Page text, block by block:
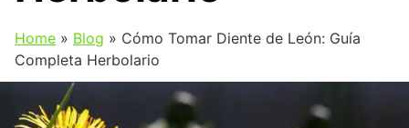
Home » Blog » Cómo Tomar Diente de León: Guía
Completa Herbolario